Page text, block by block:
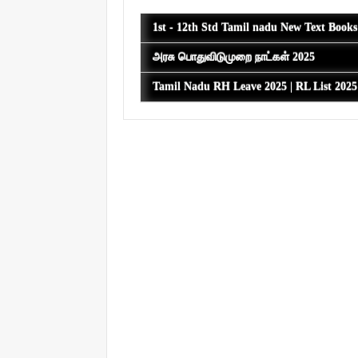
1st - 12th Std Tamil nadu New Text
அரசு பொதுவிடுமுறை நாட்கள் 2025
Tamil Nadu RH Leave 2025 | RL List